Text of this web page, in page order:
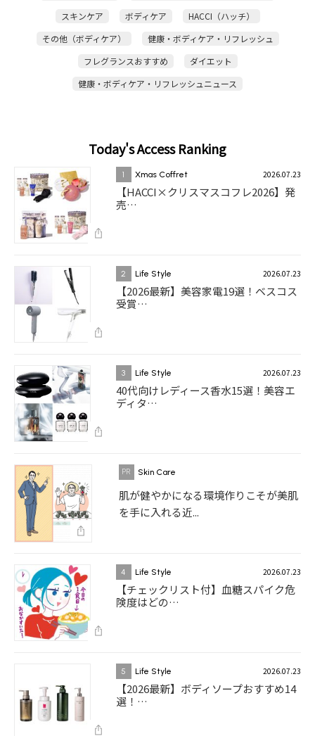
スキンケア
ボディケア
HACCI（ハッチ）
その他（ボディケア）
健康・ボディケア・リフレッシュ
フレグランスおすすめ
ダイエット
健康・ボディケア・リフレッシュニュース
Today's Access Ranking
1 Xmas Coffret 2026.07.23
【HACCI×クリスマスコフレ2026】発
売…
2 Life Style 2026.07.23
【2026最新】美容家電19選！ベスコス
受賞…
3 Life Style 2026.07.23
40代向けレディース香水15選！美容エ
ディタ…
Skin Care
肌が健やかになる環境作りこそが美肌
を手に入れる近...
4 Life Style 2026.07.23
【チェックリスト付】血糖スパイク危
険度はどの…
5 Life Style 2026.07.23
【2026最新】ボディソープおすすめ14
選！…